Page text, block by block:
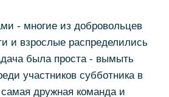
- многие из добровольцев
и взрослые распределились
была проста - вымыть
участников субботника в
дружная команда и